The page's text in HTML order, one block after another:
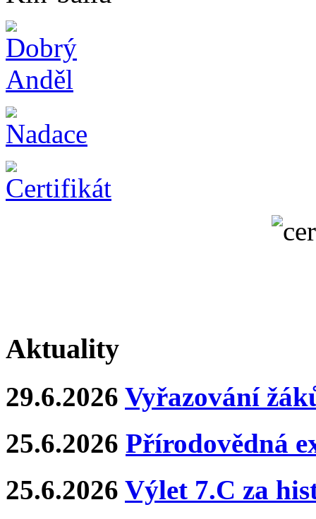
Aktuality
29.6.2026 Vyřazování
25.6.2026 Přírodovědná
25.6.2026 Výlet 7.C za